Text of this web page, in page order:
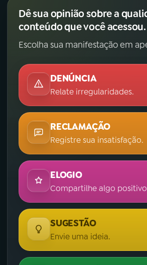
Dê sua opinião sobre a
conteúdo que você acessou.
Escolha sua manifestação em
DENÚNCIA
Relate irregularidades.
RECLAMAÇÃO
Registre sua insatisfação.
ELOGIO
Compartilhe algo
SUGESTÃO
Envie uma ideia.